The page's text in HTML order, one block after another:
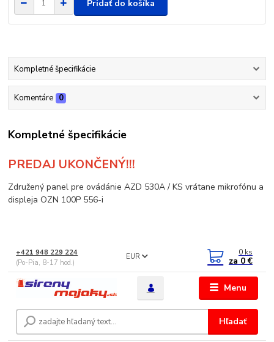
Pridať do košíka
Kompletné špecifikácie
Komentáre 0
Kompletné špecifikácie
PREDAJ UKONČENÝ!!!
Združený panel pre ovádánie AZD 530A / KS vrátane mikrofónu a
displeja OZN 100P 556-i
Menu
EUR
Hľadať
+421 948 229 224
(Po-Pia, 8-17 hod.)
0 ks
za 0 €